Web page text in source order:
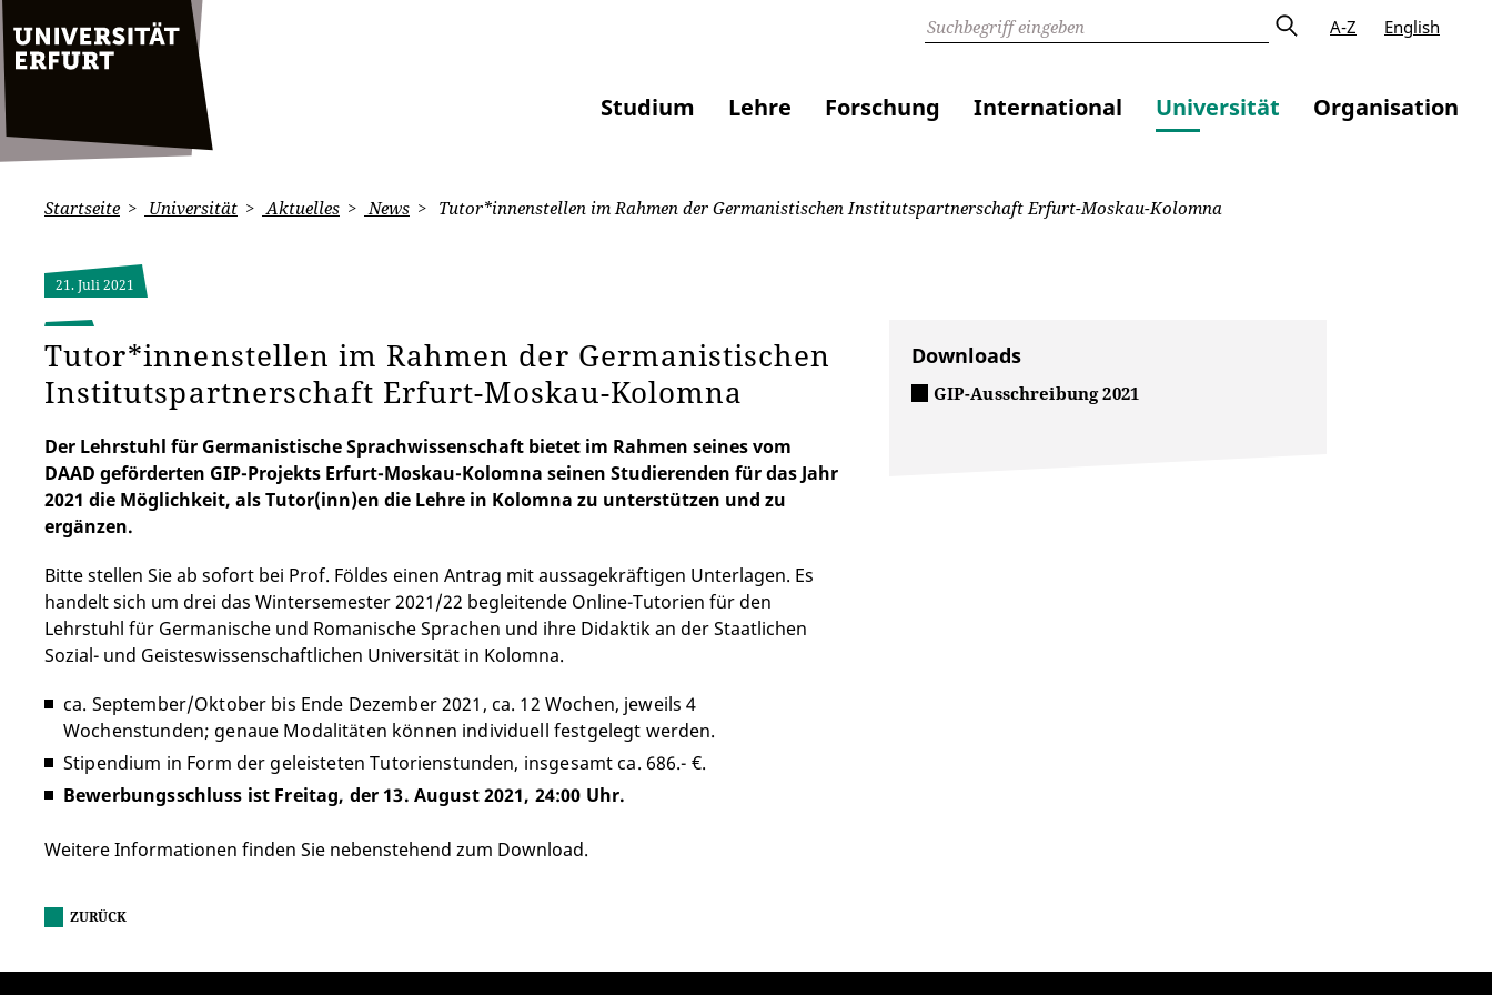
A-Z English
Studium Lehre Forschung International Universität Organisation
Startseite Universität Aktuelles News Tutor*innenstellen im Rahmen der Germanistischen Institutspartnerschaft Erfurt-Moskau-Kolomna
21. Juli 2021
Tutor*innenstellen im Rahmen der Germanistischen
Institutspartnerschaft Erfurt-Moskau-Kolomna
Der Lehrstuhl für Germanistische Sprachwissenschaft bietet im Rahmen seines vom
DAAD geförderten GIP-Projekts Erfurt-Moskau-Kolomna seinen Studierenden für das Jahr
2021 die Möglichkeit, als Tutor(inn)en die Lehre in Kolomna zu unterstützen und zu
ergänzen.
Bitte stellen Sie ab sofort bei Prof. Földes einen Antrag mit aussagekräftigen Unterlagen. Es
handelt sich um drei das Wintersemester 2021/22 begleitende Online-Tutorien für den
Lehrstuhl für Germanische und Romanische Sprachen und ihre Didaktik an der Staatlichen
Sozial- und Geisteswissenschaftlichen Universität in Kolomna.
ca. September/Oktober bis Ende Dezember 2021, ca. 12 Wochen, jeweils 4
Wochenstunden; genaue Modalitäten können individuell festgelegt werden.
Stipendium in Form der geleisteten Tutorienstunden, insgesamt ca. 686.- €.
Bewerbungsschluss ist Freitag, der 13. August 2021, 24:00 Uhr.
Weitere Informationen finden Sie nebenstehend zum Download.
Downloads
GIP-Ausschreibung 2021
ZURÜCK